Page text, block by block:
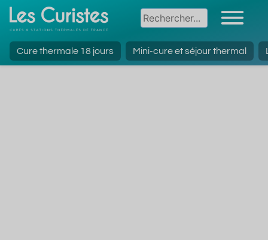
Cure thermale 18 jours Mini-cure et séjour thermal